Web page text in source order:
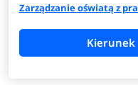
Zarządzanie oświatą z
Kierunek